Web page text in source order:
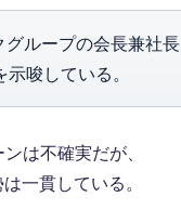
ループの会長兼社
唆している。
は不確実だが、
一貫している。